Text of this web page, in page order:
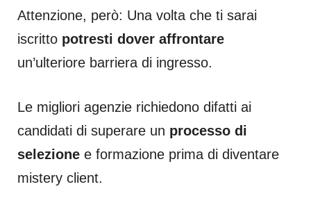
Attenzione, però: Una volta che ti sarai
iscritto potresti dover affrontare
un’ulteriore barriera di ingresso.
Le migliori agenzie richiedono difatti ai
candidati di superare un processo di
selezione e formazione prima di diventare
mistery client.